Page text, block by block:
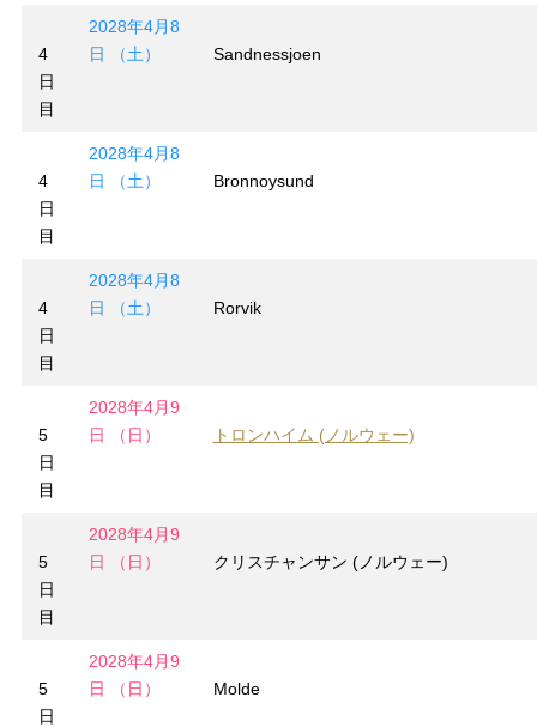
4
日
目
2028年4月8
日 （土）
Sandnessjoen
4
日
目
2028年4月8
日 （土）
Bronnoysund
4
日
目
2028年4月8
日 （土）
Rorvik
5
日
目
2028年4月9
日 （日）
トロンハイム (ノルウェー)
5
日
目
2028年4月9
日 （日）
クリスチャンサン (ノルウェー)
5
日
2028年4月9
日 （日）
Molde